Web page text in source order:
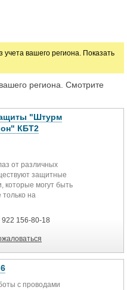
учета вашего региона. Показать
региона. Смотрите
"Штурм
КБТ2
от различных
защитные
которые могут быть
на
числе при работе с
922 156-80-18
с проводами